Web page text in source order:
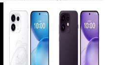
みたいに食べる